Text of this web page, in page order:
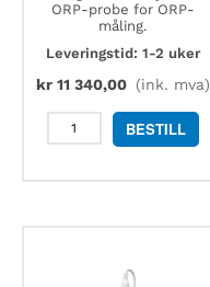
ORP-probe for ORP-
måling.
Leveringstid: 1-2 uker
kr11 340,00 (ink. mva)
Hanna
HI98190
BESTILL